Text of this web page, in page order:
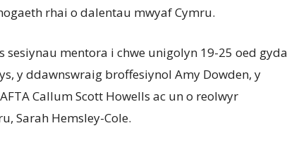
rhai o dalentau mwyaf Cymru.
sesiynau mentora i chwe unigolyn 19-25 oed gyda
y ddawnswraig broffesiynol Amy Dowden, y
Callum Scott Howells ac un o reolwyr
Sarah Hemsley-Cole.